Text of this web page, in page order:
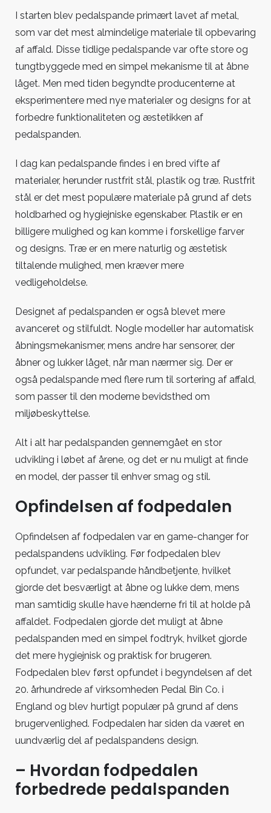
I starten blev pedalspande primært lavet af metal,
som var det mest almindelige materiale til opbevaring
af affald. Disse tidlige pedalspande var ofte store og
tungtbyggede med en simpel mekanisme til at åbne
låget. Men med tiden begyndte producenterne at
eksperimentere med nye materialer og designs for at
forbedre funktionaliteten og æstetikken af
pedalspanden.
I dag kan pedalspande findes i en bred vifte af
materialer, herunder rustfrit stål, plastik og træ. Rustfrit
stål er det mest populære materiale på grund af dets
holdbarhed og hygiejniske egenskaber. Plastik er en
billigere mulighed og kan komme i forskellige farver
og designs. Træ er en mere naturlig og æstetisk
tiltalende mulighed, men kræver mere
vedligeholdelse.
Designet af pedalspanden er også blevet mere
avanceret og stilfuldt. Nogle modeller har automatisk
åbningsmekanismer, mens andre har sensorer, der
åbner og lukker låget, når man nærmer sig. Der er
også pedalspande med flere rum til sortering af affald,
som passer til den moderne bevidsthed om
miljøbeskyttelse.
Alt i alt har pedalspanden gennemgået en stor
udvikling i løbet af årene, og det er nu muligt at finde
en model, der passer til enhver smag og stil.
Opfindelsen af fodpedalen
Opfindelsen af fodpedalen var en game-changer for
pedalspandens udvikling. Før fodpedalen blev
opfundet, var pedalspande håndbetjente, hvilket
gjorde det besværligt at åbne og lukke dem, mens
man samtidig skulle have hænderne fri til at holde på
affaldet. Fodpedalen gjorde det muligt at åbne
pedalspanden med en simpel fodtryk, hvilket gjorde
det mere hygiejnisk og praktisk for brugeren.
Fodpedalen blev først opfundet i begyndelsen af det
20. århundrede af virksomheden Pedal Bin Co. i
England og blev hurtigt populær på grund af dens
brugervenlighed. Fodpedalen har siden da været en
uundværlig del af pedalspandens design.
– Hvordan fodpedalen
forbedrede pedalspanden